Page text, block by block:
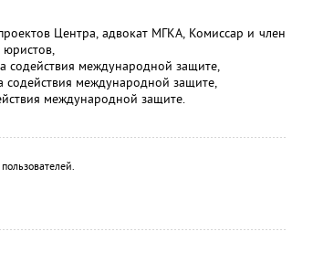
Центра, адвокат МГКА, Комиссар и член
международной защите,
международной защите,
международной защите.